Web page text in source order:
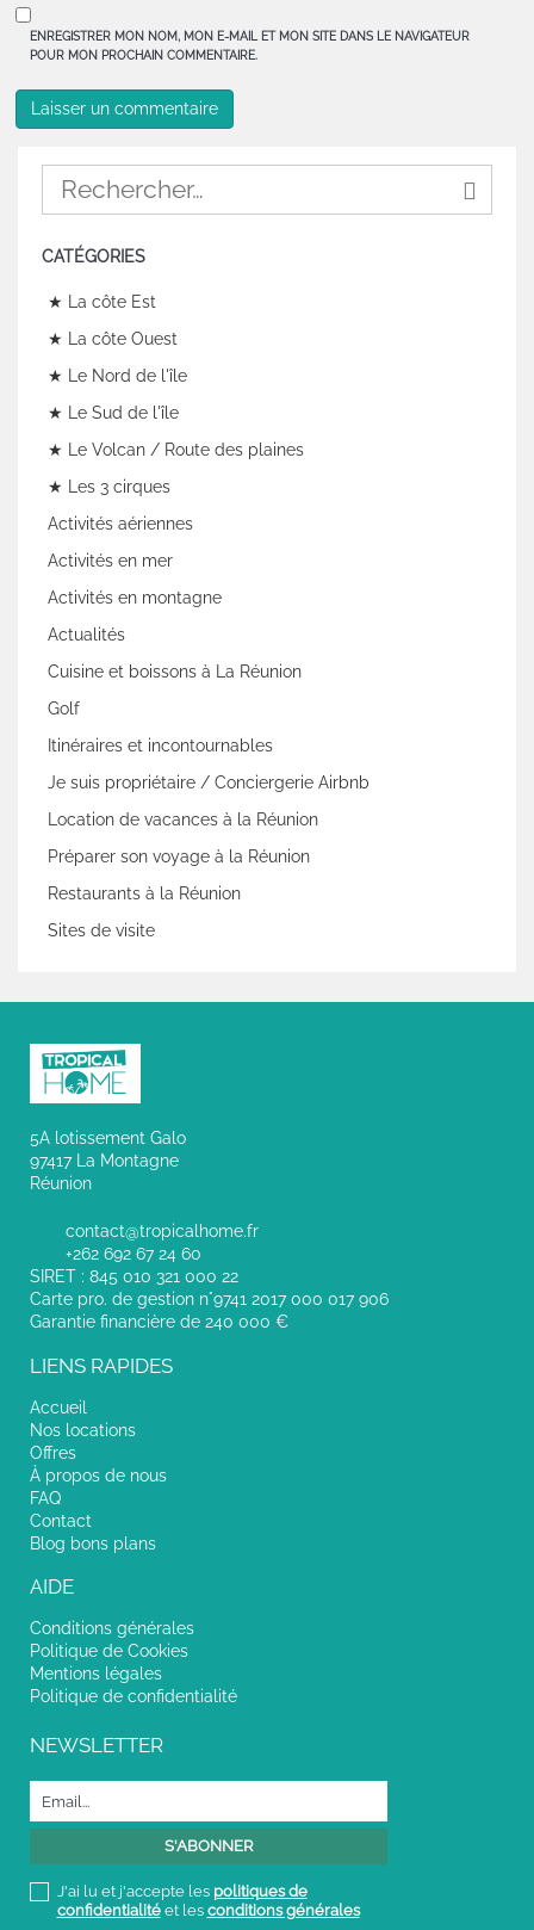
ENREGISTRER MON NOM, MON E-MAIL ET MON SITE DANS LE NAVIGATEUR
POUR MON PROCHAIN COMMENTAIRE.
CATÉGORIES
★ La côte Est
★ La côte Ouest
★ Le Nord de l'île
★ Le Sud de l'île
★ Le Volcan / Route des plaines
★ Les 3 cirques
Activités aériennes
Activités en mer
Activités en montagne
Actualités
Cuisine et boissons à La Réunion
Golf
Itinéraires et incontournables
Je suis propriétaire / Conciergerie Airbnb
Location de vacances à la Réunion
Préparer son voyage à la Réunion
Restaurants à la Réunion
Sites de visite
5A lotissement Galo
97417 La Montagne
Réunion
contact@tropicalhome.fr
+262 692 67 24 60
SIRET : 845 010 321 000 22
Carte pro. de gestion n°9741 2017 000 017 906
Garantie financière de 240 000 €
LIENS RAPIDES
Accueil
Nos locations
Offres
À propos de nous
FAQ
Contact
Blog bons plans
AIDE
Conditions générales
Politique de Cookies
Mentions légales
Politique de confidentialité
NEWSLETTER
J'ai lu et j'accepte les politiques de
confidentialitéet les conditions générales